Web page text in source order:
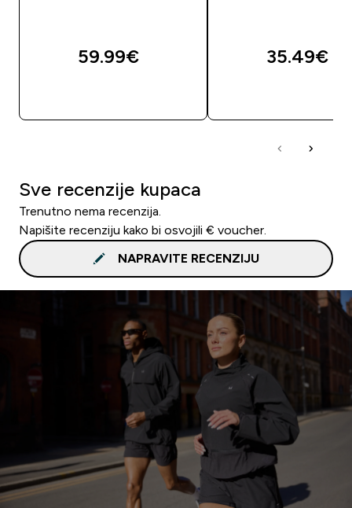
59.99€‎ 35.49€‎
Sve recenzije kupaca
Trenutno nema recenzija.
Napišite recenziju kako bi osvojili € voucher.
NAPRAVITE RECENZIJU